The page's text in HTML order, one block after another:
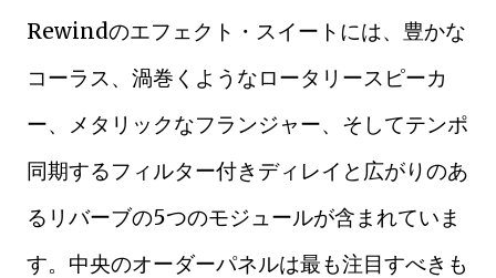
Rewindのエフェクト・スイートには、豊かな
コーラス、渦巻くようなロータリースピーカ
ー、メタリックなフランジャー、そしてテンポ
同期するフィルター付きディレイと広がりのあ
るリバーブの5つのモジュールが含まれていま
す。中央のオーダーパネルは最も注目すべきも